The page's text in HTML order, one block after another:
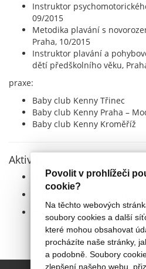
Povolit v prohlížeči
cookie?
Na těchto webových
soubory cookies a další
které mohou obsahovat
procházíte naše stránky,
a podobně. Soubory
zlepšení našeho webu,
Instruktor
09/2015
Metodika plavání s
Praha, 10/2015
Instruktor plavání a
dětí předškolního věku,
praxe:
Baby club Kenny Třinec
Baby club Kenny Praha –
Baby club Kenny Kroměříž
Aktivity lektora v rámci
Hrou k rozvoji děťátka
Budeme mít děťátko